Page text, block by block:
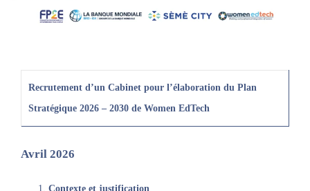
Recrutement d’un Cabinet pour l’élaboration du Plan
Stratégique 2026 – 2030 de Women EdTech
Avril 2026
Contexte et justification